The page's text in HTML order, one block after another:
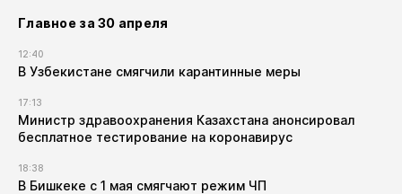
Главное за 30 апреля
12:40
В Узбекистане смягчили карантинные меры
17:13
Министр здравоохранения Казахстана анонсировал
бесплатное тестирование на коронавирус
18:38
В Бишкеке с 1 мая смягчают режим ЧП